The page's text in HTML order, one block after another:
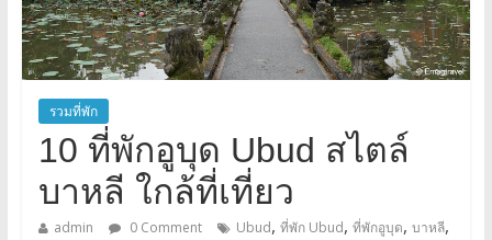
รวมที่พัก
10 ที่พักอูบุด Ubud สไตล์
บาหลี ใกล้ที่เที่ยว
admin 0 Comment Ubud, ที่พัก Ubud, ที่พักอูบุด, บาหลี,